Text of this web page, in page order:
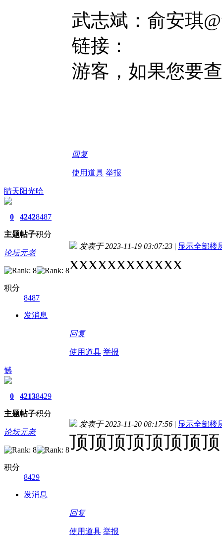
武志斌：俞安琪
链接：
游客，如果您要
回复
使用道具 举报
睛天阳光哈
0
主题
4242
帖子
8487
积分
论坛元老
积分
8487
发消息
发表于 2023-11-19 03:07:23 | 显示全部楼
xxxxxxxxxxxx
回复
使用道具 举报
憾
0
主题
4213
帖子
8429
积分
论坛元老
积分
8429
发消息
发表于 2023-11-20 08:17:56 | 显示全部楼
顶顶顶顶顶顶顶顶
回复
使用道具 举报